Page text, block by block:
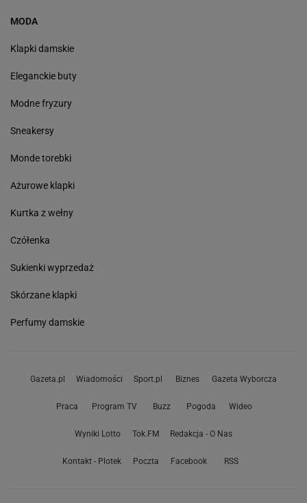
MODA
Klapki damskie
Eleganckie buty
Modne fryzury
Sneakersy
Monde torebki
Ażurowe klapki
Kurtka z wełny
Czółenka
Sukienki wyprzedaż
Skórzane klapki
Perfumy damskie
Gazeta.pl Wiadomości Sport.pl Biznes Gazeta Wyborcza
Praca Program TV Buzz Pogoda Wideo
Wyniki Lotto Tok.FM Redakcja - O Nas
Kontakt - Plotek Poczta Facebook RSS